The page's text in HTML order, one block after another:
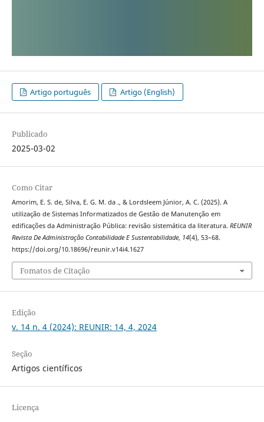
Artigo português Artigo (English)
Publicado
2025-03-02
Como Citar
Amorim, E. S. de, Silva, E. G. M. da ., & Lordsleem Júnior, A. C. (2025). A
utilização de Sistemas Informatizados de Gestão de Manutenção em
edificações da Administração Pública: revisão sistemática da literatura. REUNIR
Revista De Administração Contabilidade E Sustentabilidade, 14(4), 53–68.
https://doi.org/10.18696/reunir.v14i4.1627
Fomatos de Citação
Edição
v. 14 n. 4 (2024): REUNIR: 14, 4, 2024
Seção
Artigos científicos
Licença